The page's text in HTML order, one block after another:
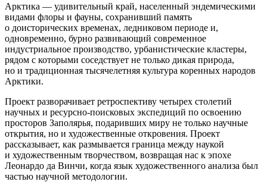
Арктика — удивительный край, населенный эндемическими
видами флоры и фауны, сохранивший память
о доисторических временах, ледниковом периоде и,
одновременно, бурно развивающий современное
индустриальное производство, урбанистические кластеры,
рядом с которыми соседствует не только дикая природа,
но и традиционная тысячелетняя культура коренных народов
Арктики.
Проект разворачивает ретроспективу четырех столетий
научных и ресурсно-поисковых экспедиций по освоению
просторов Заполярья, подаривших миру не только научные
открытия, но и художественные откровения. Проект
рассказывает, как размывается граница между наукой
и художественным творчеством, возвращая нас к эпохе
Леонардо да Винчи, когда язык художественного анализа был
частью научной методологии.